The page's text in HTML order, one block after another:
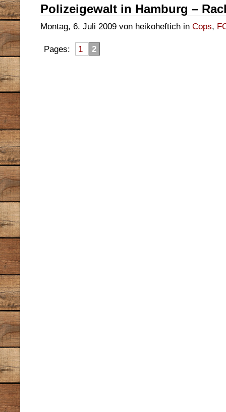
Polizeigewalt in Hamburg –
Montag, 6. Juli 2009 von heikoheftich in Cops,
Pages: 1 2